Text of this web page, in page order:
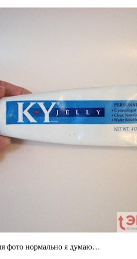
фото нормально я думаю…